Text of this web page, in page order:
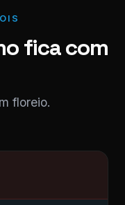
fica com
floreio.